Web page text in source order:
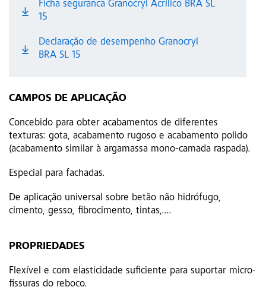
Ficha seguranca Granocryl Acrílico BRA SL
15
Declaração de desempenho Granocryl
BRA SL 15
CAMPOS DE APLICAÇÃO
Concebido para obter acabamentos de diferentes
texturas: gota, acabamento rugoso e acabamento polido
(acabamento similar à argamassa mono-camada raspada).
Especial para fachadas.
De aplicação universal sobre betão não hidrófugo,
cimento, gesso, fibrocimento, tintas,....
PROPRIEDADES
Flexível e com elasticidade suficiente para suportar micro-
fissuras do reboco.